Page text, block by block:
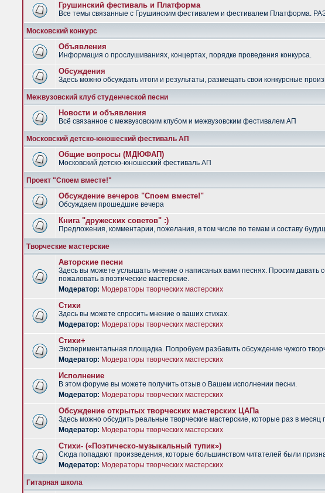
Грушинский фестиваль и Платформа
Все темы связанные с Грушинским фестивалем и фестивалем
Московский конкурс
Объявления
Информация о прослушиваниях, концертах, порядке проведения конкурса.
Обсуждения
Здесь можно обсуждать итоги и результаты, размещать свои конкурсные
Межвузовский клуб студенческой песни
Новости и объявления
Всё связанное с межвузовским клубом и межвузовским фестивалем АП
Московский детско-юношеский фестиваль АП
Общие вопросы (МДЮФАП)
Московский детско-юношеский фестиваль АП
Проект "Споем вместе!"
Обсуждение вечеров "Споем вместе!"
Обсуждаем прошедшие вечера
Книга "дружеских советов" :)
Предложения, комментарии, пожелания, в том числе по темам и составу
Творческие мастерские
Авторские песни
Здесь вы можете услышать мнение о написаных вами песнях. Просим давать
пожаловать в поэтические мастерские.
Модератор: Модераторы творческих мастерских
Стихи
Здесь вы можете спросить мнение о ваших стихах.
Модератор: Модераторы творческих мастерских
Стихи+
Экспериментальная площадка. Попробуем разбавить обсуждение чужого
Модератор: Модераторы творческих мастерских
Исполнение
В этом форуме вы можете получить отзыв о Вашем исполнении песни.
Модератор: Модераторы творческих мастерских
Обсуждение открытых творческих мастерских ЦАПа
Здесь можно обсудить реальные творческие мастерские, которые раз в
Модератор: Модераторы творческих мастерских
Стихи- («Поэтическо-музыкальный тупик»)
Сюда попадают произведения, которые большинством читателей были
Модератор: Модераторы творческих мастерских
Гитарная школа